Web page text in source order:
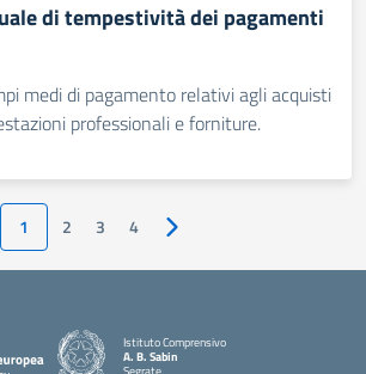
di tempestività dei pagamenti
medi di pagamento relativi agli acquisti
professionali e forniture.
1 2 3 4 Pagina successiva
Istituto Comprensivo
A. B. Sabin
Segrate